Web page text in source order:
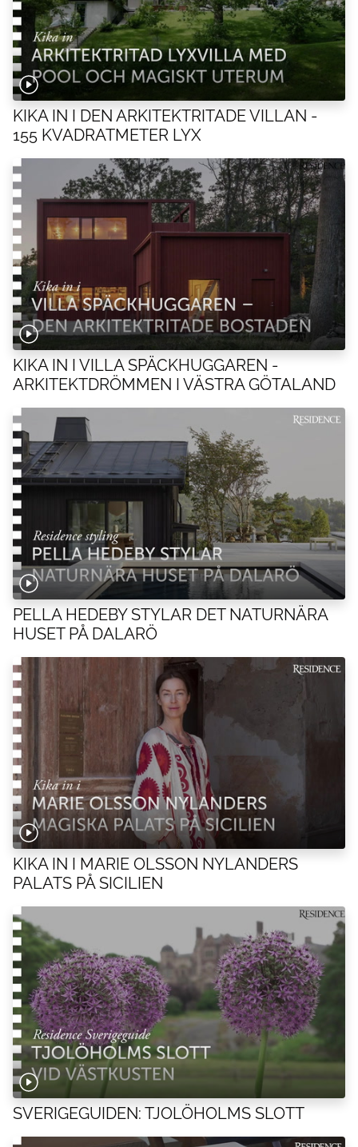
KIKA IN I DEN ARKITEKTRITADE VILLAN -
155 KVADRATMETER LYX
KIKA IN I VILLA SPÄCKHUGGAREN -
ARKITEKTDRÖMMEN I VÄSTRA GÖTALAND
PELLA HEDEBY STYLAR DET NATURNÄRA
HUSET PÅ DALARÖ
KIKA IN I MARIE OLSSON NYLANDERS
PALATS PÅ SICILIEN
SVERIGEGUIDEN: TJOLÖHOLMS SLOTT